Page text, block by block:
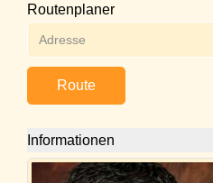
Routenplaner
Route
Informationen